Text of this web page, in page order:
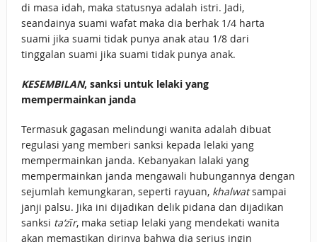
di masa idah, maka statusnya adalah istri. Jadi,
seandainya suami wafat maka dia berhak 1/4 harta
suami jika suami tidak punya anak atau 1/8 dari
tinggalan suami jika suami tidak punya anak.
KESEMBILAN, sanksi untuk lelaki yang
mempermainkan janda
Termasuk gagasan melindungi wanita adalah dibuat
regulasi yang memberi sanksi kepada lelaki yang
mempermainkan janda. Kebanyakan lalaki yang
mempermainkan janda mengawali hubungannya dengan
sejumlah kemungkaran, seperti rayuan, khalwatsampai
janji palsu. Jika ini dijadikan delik pidana dan dijadikan
sanksi ta‘zīr, maka setiap lelaki yang mendekati wanita
akan memastikan dirinya bahwa dia serius ingin